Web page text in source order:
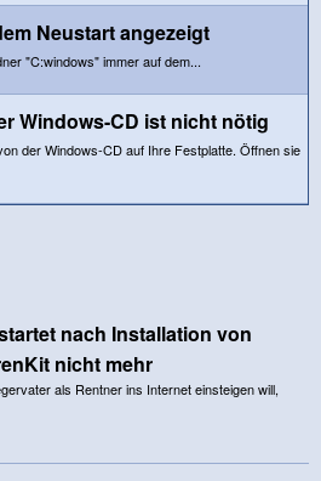
Neustart angezeigt
"C:windows" immer auf dem...
Windows-CD ist nicht nötig
der Windows-CD auf Ihre Festplatte. Öffnen sie
nach Installation von
nicht mehr
als Rentner ins Internet einsteigen will,